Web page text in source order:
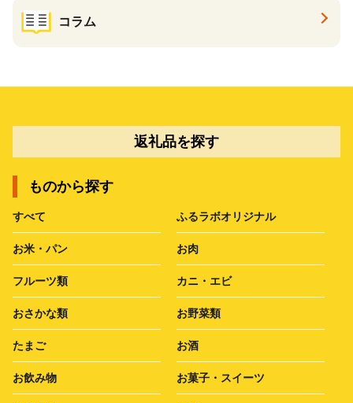
コラム
返礼品を探す
ものから探す
すべて ふるラボオリジナル
お米・パン お肉
フルーツ類 カニ・エビ
おさかな類 お野菜類
たまご お酒
お飲み物 お菓子・スイーツ